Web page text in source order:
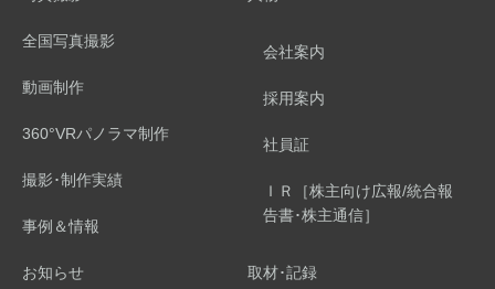
全国写真撮影
動画制作
360°VRパノラマ制作
撮影･制作実績
事例＆情報
お知らせ
会社案内
採用案内
社員証
ＩＲ［株主向け広報/統合報
告書･株主通信］
取材･記録